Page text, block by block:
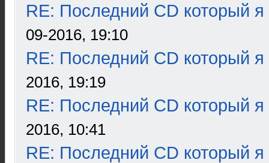
RE: Последний CD который я
09-2016, 19:10
RE: Последний CD который я
2016, 19:19
RE: Последний CD который я
2016, 10:41
RE: Последний CD который я